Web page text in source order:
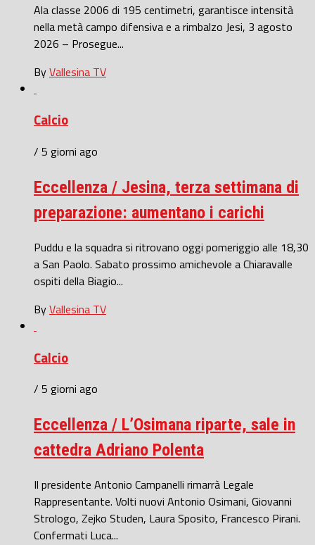
Ala classe 2006 di 195 centimetri, garantisce intensità
nella metà campo difensiva e a rimbalzo Jesi, 3 agosto
2026 – Prosegue...
ByVallesina TV
Calcio
/ 5 giorni ago
Eccellenza / Jesina, terza settimana di
preparazione: aumentano i carichi
Puddu e la squadra si ritrovano oggi pomeriggio alle 18,30
a San Paolo. Sabato prossimo amichevole a Chiaravalle
ospiti della Biagio...
ByVallesina TV
Calcio
/ 5 giorni ago
Eccellenza / L’Osimana riparte, sale in
cattedra Adriano Polenta
Il presidente Antonio Campanelli rimarrà Legale
Rappresentante. Volti nuovi Antonio Osimani, Giovanni
Strologo, Zejko Studen, Laura Sposito, Francesco Pirani.
Confermati Luca...